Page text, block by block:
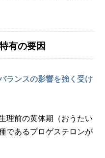
有の要因
ランスの影響を強く受け
理前の黄体期（おうたい
であるプロゲステロンが